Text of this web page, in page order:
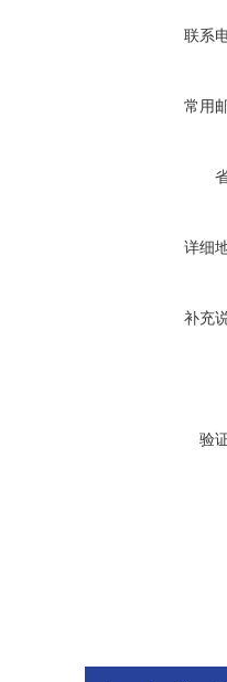
联系
常用
详细
补充
验